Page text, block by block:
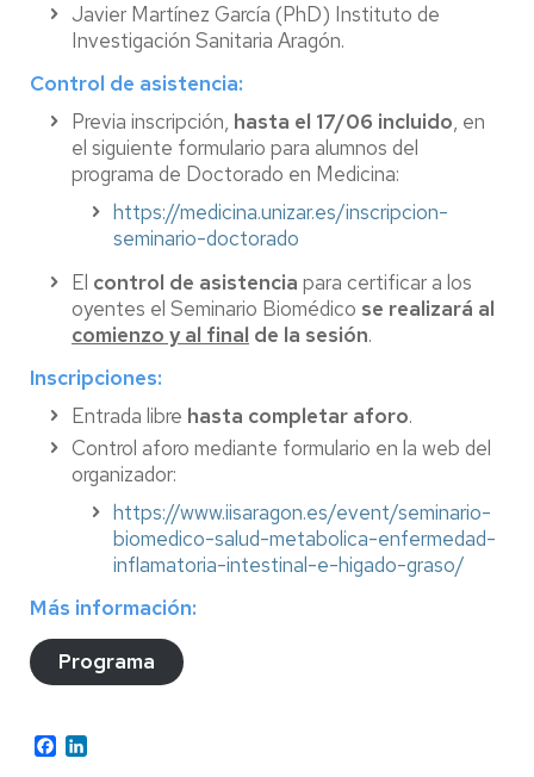
Javier Martínez García (PhD) Instituto de
Investigación Sanitaria Aragón.
Control de asistencia:
Previa inscripción, hasta el 17/06 incluido, en
el siguiente formulario para alumnos del
programa de Doctorado en Medicina:
https://medicina.unizar.es/inscripcion-
seminario-doctorado
El control de asistencia para certificar a los
oyentes el Seminario Biomédico se realizará al
comienzo y al final de la sesión.
Inscripciones:
Entrada libre hasta completar aforo.
Control aforo mediante formulario en la web del
organizador:
https://www.iisaragon.es/event/seminario-
biomedico-salud-metabolica-enfermedad-
inflamatoria-intestinal-e-higado-graso/
Más información:
Programa
Facebook